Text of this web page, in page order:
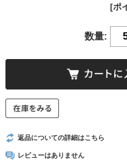
[ポ
数量:
返品についての詳細はこちら
レビューはありません